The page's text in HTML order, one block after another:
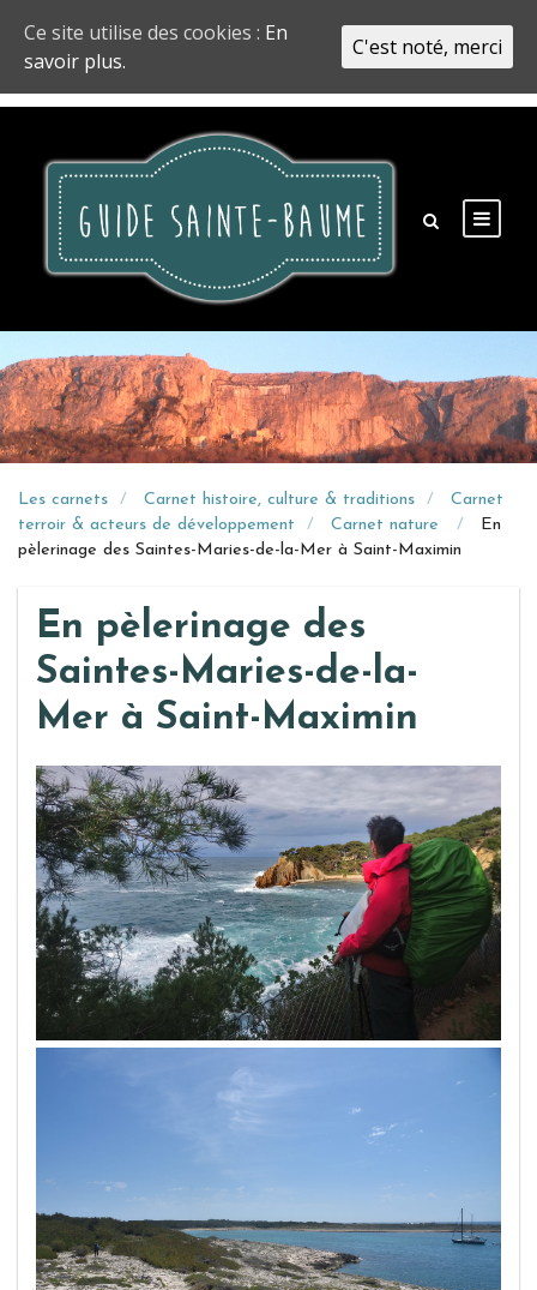
Les carnets Carnet histoire, culture & traditions
Carnet
terroir & acteurs de développement
Carnet nature
En
pèlerinage des Saintes-Maries-de-la-Mer à Saint-Maximin
En pèlerinage des
Saintes-Maries-de-la-
Mer à Saint-Maximin
Ce site utilise des cookies : En
savoir plus.
C'est noté, merci